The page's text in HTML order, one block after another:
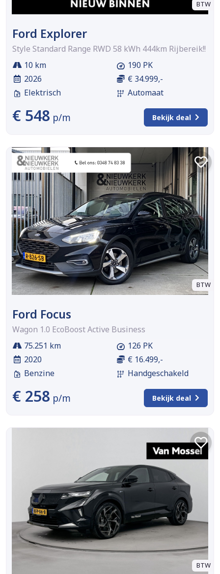
BTW
Ford Explorer
Style Standard Range RWD 58 kWh 444km Rijbereik!!
10 km
2026
Elektrisch
190 PK
€ 34.999,-
Automaat
€ 548 p/m Bekijk deal
BTW
Ford Focus
Wagon 1.0 EcoBoost Active Business
75.251 km
2020
Benzine
126 PK
€ 16.499,-
Handgeschakeld
€ 258 p/m Bekijk deal
BTW